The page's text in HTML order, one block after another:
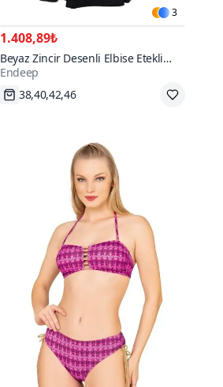
3
1.408,89₺
Beyaz Zincir Desenli Elbise Etekli
Mayo
Endeep
Hızlı Kargo